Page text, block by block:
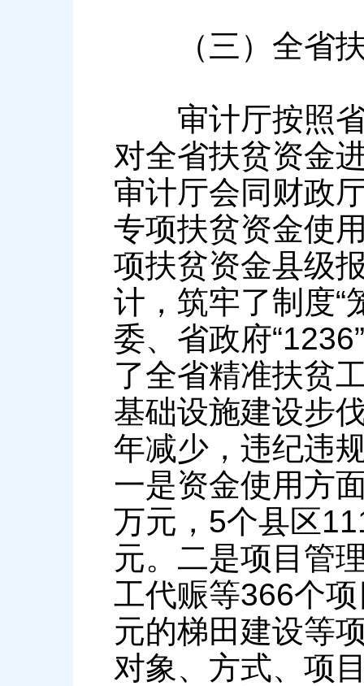
（三）全省扶
审计厅按照省
对全省扶贫资金
审计厅会同财政
专项扶贫资金使
项扶贫资金县级
计，筑牢了制度“
委、省政府
了全省精准扶贫
基础设施建设步
年减少，违纪违
一是资金使用方
万元，5个县区
元。二是项目管
工代赈等366个
元的梯田建设等
对象、方式、项